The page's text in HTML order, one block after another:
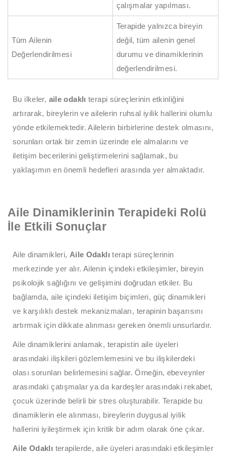
çalışmalar yapılması.
Tüm Ailenin
Değerlendirilmesi
Terapide yalnızca bireyin
değil, tüm ailenin genel
durumu ve dinamiklerinin
değerlendirilmesi.
Bu ilkeler, aile odaklı terapi süreçlerinin etkinliğini
artırarak, bireylerin ve ailelerin ruhsal iyilik hallerini olumlu
yönde etkilemektedir. Ailelerin birbirlerine destek olmasını,
sorunları ortak bir zemin üzerinde ele almalarını ve
iletişim becerilerini geliştirmelerini sağlamak, bu
yaklaşımın en önemli hedefleri arasında yer almaktadır.
Aile Dinamiklerinin Terapideki Rolü
İle Etkili Sonuçlar
Aile dinamikleri, Aile Odaklı terapi süreçlerinin
merkezinde yer alır. Ailenin içindeki etkileşimler, bireyin
psikolojik sağlığını ve gelişimini doğrudan etkiler. Bu
bağlamda, aile içindeki iletişim biçimleri, güç dinamikleri
ve karşılıklı destek mekanizmaları, terapinin başarısını
artırmak için dikkate alınması gereken önemli unsurlardır.
Aile dinamiklerini anlamak, terapistin aile üyeleri
arasındaki ilişkileri gözlemlemesini ve bu ilişkilerdeki
olası sorunları belirlemesini sağlar. Örneğin, ebeveynler
arasındaki çatışmalar ya da kardeşler arasındaki rekabet,
çocuk üzerinde belirli bir stres oluşturabilir. Terapide bu
dinamiklerin ele alınması, bireylerin duygusal iyilik
hallerini iyileştirmek için kritik bir adım olarak öne çıkar.
Aile Odaklı terapilerde, aile üyeleri arasındaki etkileşimler